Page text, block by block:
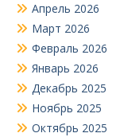
Апрель 2026
Март 2026
Февраль 2026
Январь 2026
Декабрь 2025
Ноябрь 2025
Октябрь 2025